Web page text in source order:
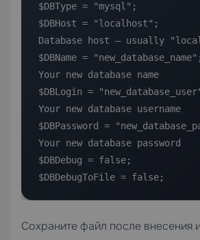
$DBType = "mysql";
$DBHost = "localhost";
Database host — usually
$DBName =
Your new database name
$DBLogin =
Your new database username
$DBPassword =
Your new database password
$DBDebug = false;
$DBDebugToFile = false;
Сохраните файл после внесения